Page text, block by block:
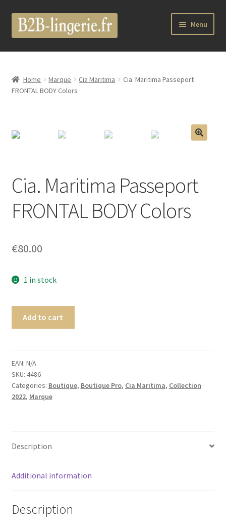
Aller
Aller
au
Menu
B2B Lingerie Site Officiel
Wholesale Registration Page
Boutique
Luxury Lingerie
Femme
Home Marque Cia Maritima
Cia. Maritima Passeport
FRONTAL BODY Colors
Cia. Maritima Passeport
FRONTAL BODY Colors
€80.00
1 in stock
Add to cart
EAN: N/A
SKU: 4486
Categories: Boutique, Boutique Pro, Cia Maritima, Collection
2022, Marque
Description
Additional information
Description